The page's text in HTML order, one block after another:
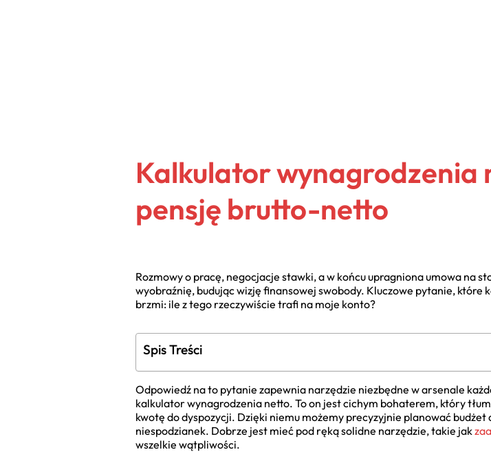
Kalkulator wynagrodzenia
pensję brutto-netto
Rozmowy o pracę, negocjacje stawki, a w końcu upragniona umowa na
wyobraźnię, budując wizję finansowej swobody. Kluczowe pytanie,
brzmi: ile z tego rzeczywiście trafi na moje konto?
Spis Treści
Odpowiedź na to pytanie zapewnia narzędzie niezbędne w arsenale
kalkulator wynagrodzenia netto. To on jest cichym bohaterem, który
kwotę do dyspozycji. Dzięki niemu możemy precyzyjnie planować
niespodzianek. Dobrze jest mieć pod ręką solidne narzędzie, takie jak
wszelkie wątpliwości.